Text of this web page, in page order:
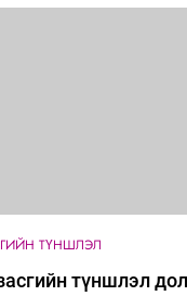
ТҮНШЛЭЛ
түншлэл